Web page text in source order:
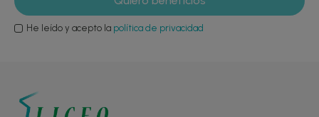
He leído y acepto la política de privacidad